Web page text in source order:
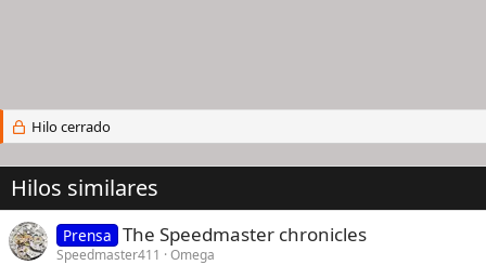
Hilo cerrado
Hilos similares
Prensa The Speedmaster chronicles
Speedmaster411
Omega